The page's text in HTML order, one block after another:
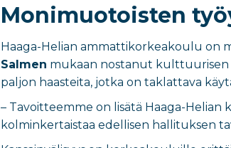
Monimuotoisten
Haaga-Helian ammattikorkeakoulu on
Salmen mukaan nostanut kulttuurisen
paljon haasteita, jotka on taklattava
– Tavoitteemme on lisätä Haaga-Helian
kolminkertaistaa edellisen hallituksen